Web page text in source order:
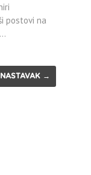
postovi na
NASTAVAK →